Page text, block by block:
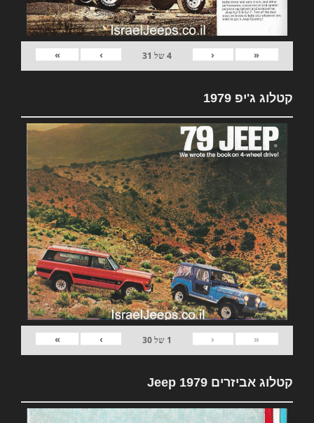
«
‹
4של 31
›
»
קטלוג ג'יפ 1979
«
‹
1 של30
›
»
קטלוג אביזרים 1979 Jeep